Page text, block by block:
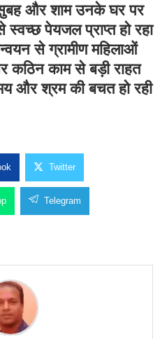
और शाम उनके घर पर
स्वच्छ पेयजल प्राप्त हो रहा
से ग्रामीण महिलाओं
कठिन काम से बड़ी राहत
और श्रम की बचत हो रही
Twitter
Telegram